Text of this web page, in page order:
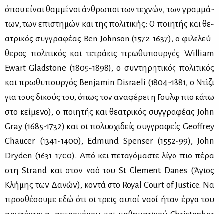
όπου εί­ναι θαμ­μέ­νοι άν­θρω­ποι των τε­χνών, των γραμ­μά­
των, των επι­στη­μών και της πο­λι­τι­κής: Ο ποι­η­τής και θε­
α­τρι­κός συγ­γρα­φέ­ας Ben Johnson (1572-1637), ο φι­λε­λεύ­
θε­ρος πο­λι­τι­κός και τε­τρά­κις πρω­θυ­πουρ­γός William
Ewart Gladstone (1809-1898), ο συ­ντη­ρη­τι­κός πο­λι­τι­κός
και πρω­θυ­πουρ­γός Benjamin Disraeli (1804-1881, ο Ντι­́ζι
για τους δι­κούς του, όπως τον ανα­φέ­ρει η Γουλφ πιο κά­τω
στο κεί­με­νο), ο ποι­η­τής και θε­α­τρι­κός συγ­γρα­φέ­ας John
Gray (1685-1732) και οι πο­λυ­σχι­δείς συγ­γρα­φείς Geoffrey
Chaucer (1341-1400), Edmund Spenser (1552-99), John
Dryden (1631-1700). Από κει πε­τα­γό­μα­στε λί­γο πιο πέ­ρα
στη Strand και στον ναό του St Clement Danes (Άγιος
Κλή­μης των Δα­νών), κο­ντά στο Royal Court of Justice. Να
προ­σθέ­σου­με εδώ ότι οι τρεις αυ­τοί να­οί ήταν έρ­γα του